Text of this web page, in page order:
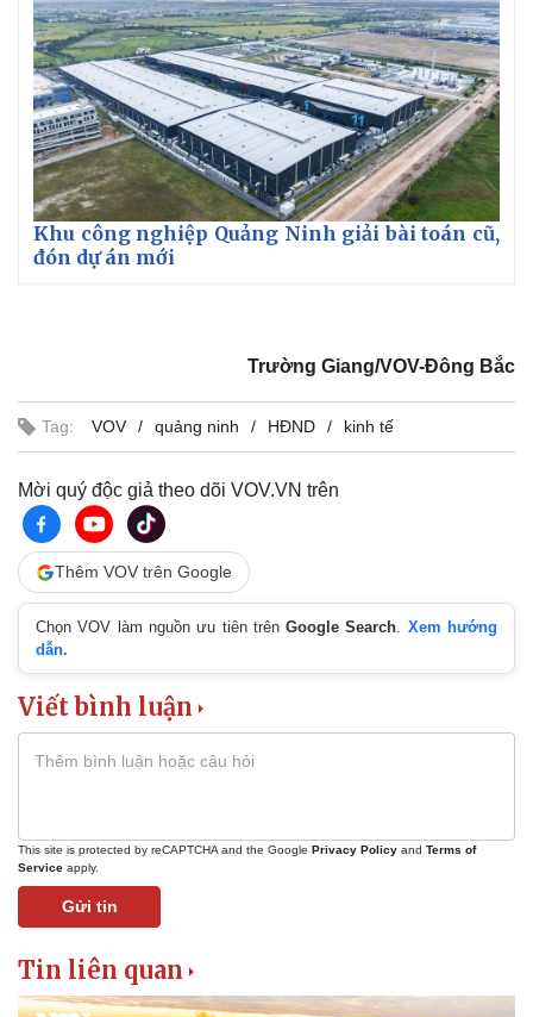
Pháp luật
Khu công nghiệp Quảng Ninh giải bài toán cũ,
đón dự án mới
Trường Giang/VOV-Đông Bắc
Tag: VOV quảng ninh HĐND kinh tế
Mời quý độc giả theo dõi VOV.VN trên
Thêm VOV trên Google
Chọn VOV làm nguồn ưu tiên trênGoogle Search. Xem hướng
dẫn.
Viết bình luận
This site is protected by reCAPTCHA and the Google Privacy Policy and Terms of
Service apply.
Gửi tin
Tin liên quan